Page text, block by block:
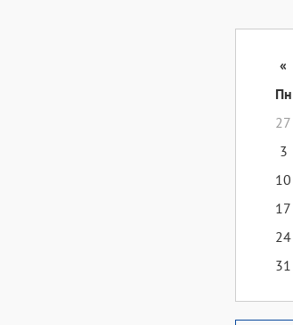
«
Пн
27
3
10
17
24
31